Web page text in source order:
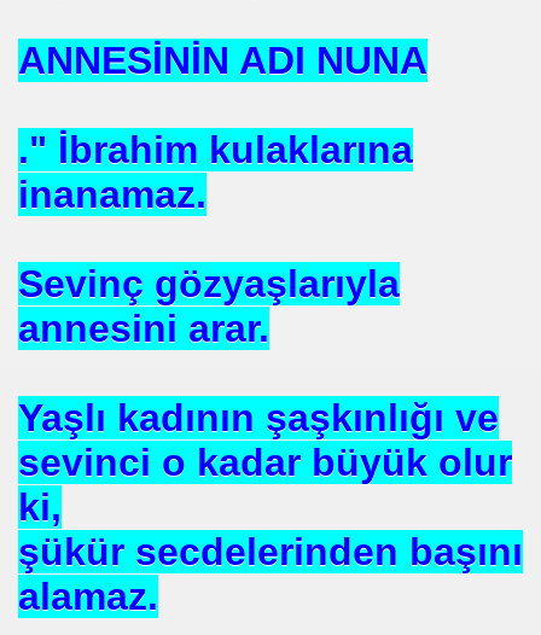
ANNESİNİN ADI NUNA
." İbrahim kulaklarına
inanamaz.
Sevinç gözyaşlarıyla
annesini arar.
Yaşlı kadının şaşkınlığı ve
sevinci o kadar büyük olur
ki,
şükür secdelerinden başını
alamaz.
Mücadele Derneği
ERDEMi